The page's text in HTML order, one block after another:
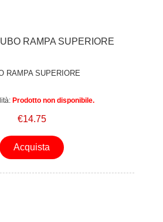
RAMPA SUPERIORE
RAMPA SUPERIORE
Prodotto non disponibile.
€14.75
Acquista